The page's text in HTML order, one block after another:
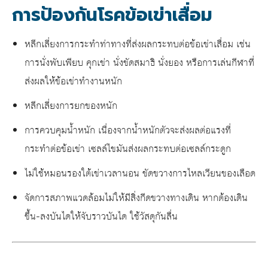
การป้องกันโรคข้อเข่าเสื่อม
หลีกเลี่ยงการกระทำท่าทางที่ส่งผลกระทบต่อข้อเข่าเสื่อม เช่น
การนั่งพับเพียบ คุกเข่า นั่งขัดสมาธิ นั่งยอง หรือการเล่นกีฬาที่
ส่งผลให้ข้อเข่าทำงานหนัก
หลีกเลี่ยงการยกของหนัก
การควบคุมน้ำหนัก เนื่องจากน้ำหนักตัวจะส่งผลต่อแรงที่
กระทำต่อข้อเข่า เซลล์ไขมันส่งผลกระทบต่อเซลล์กระดูก
ไม่ใช้หมอนรองใต้เข่าเวลานอน ขัดขวางการไหลเวียนของเลือด
จัดการสภาพแวดล้อมไม่ให้มีสิ่งกีดขวางทางเดิน หากต้องเดิน
ขึ้น-ลงบันไดให้จับราวบันได ใช้วัสดุกันลื่น